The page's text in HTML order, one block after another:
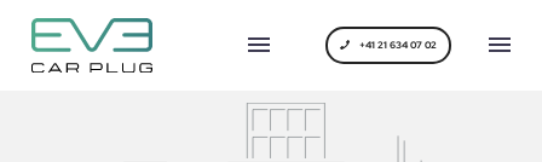
+41 21 634 07 02